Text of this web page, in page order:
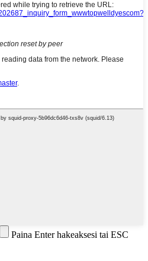
Paina Enter hakeaksesi tai ESC